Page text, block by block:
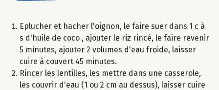
Eplucher et hacher l'oignon, le faire suer dans 1 c à
s d'huile de coco , ajouter le riz rincé, le faire revenir
5 minutes, ajouter 2 volumes d'eau froide, laisser
cuire à couvert 45 minutes.
Rincer les lentilles, les mettre dans une casserole,
les couvrir d'eau (1 ou 2 cm au dessus), laisser cuire